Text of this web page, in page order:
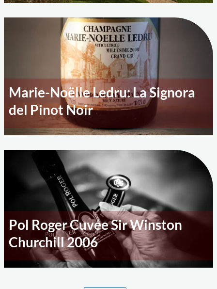
Marie-Noëlle Ledru: La Signora
del Pinot Noir
Pol Roger Cuvée Sir Winston
Churchill 2006